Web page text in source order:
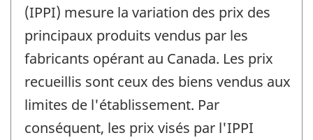
(IPPI) mesure la variation des prix des
principaux produits vendus par les
fabricants opérant au Canada. Les prix
recueillis sont ceux des biens vendus aux
limites de l'établissement. Par
conséquent, les prix visés par l'IPPI